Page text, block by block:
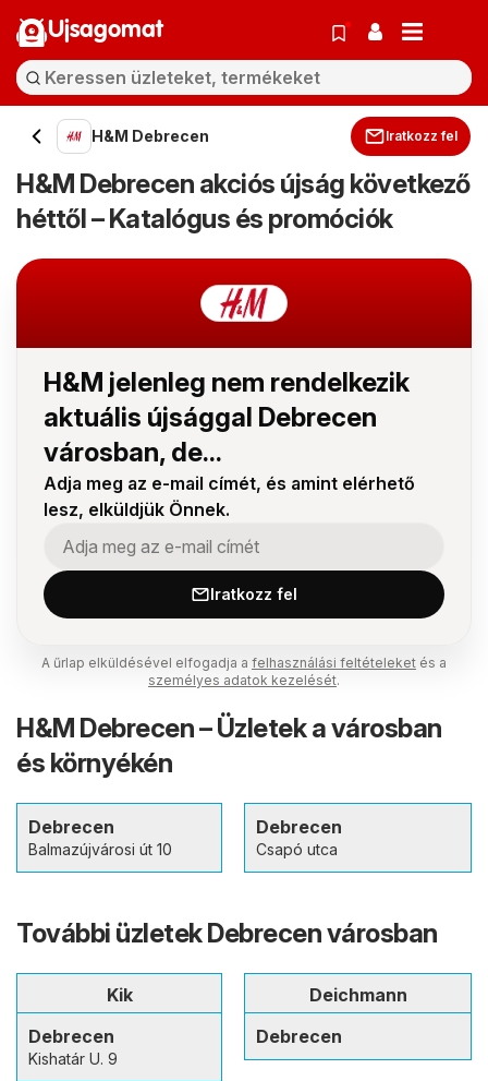
Ujsagomat
H&M Debrecen Iratkozz fel
H&M Debrecen akciós újság következő
héttől – Katalógus és promóciók
H&M jelenleg nem rendelkezik
aktuális újsággal Debrecen
városban, de...
Adja meg az e-mail címét, és amint elérhető
lesz, elküldjük Önnek.
Iratkozz fel
A űrlap elküldésével elfogadja a felhasználási feltételeket és a
személyes adatok kezelését.
H&M Debrecen – Üzletek a városban
és környékén
Debrecen
Balmazújvárosi út 10
Debrecen
Csapó utca
További üzletek Debrecen városban
Kik
Debrecen
Kishatár U. 9
Deichmann
Debrecen